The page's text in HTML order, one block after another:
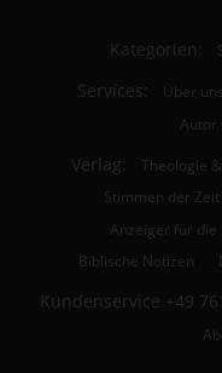
Kategorien:
Services: Über uns
Autor
Verlag: Theologie
Stimmen der Zeit
Anzeiger für die
Biblische Notizen
Kundenservice +49